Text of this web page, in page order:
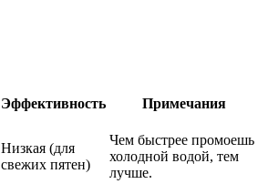
Эффективность Примечания
Низкая (для
свежих пятен)
Чем быстрее промоешь
холодной водой, тем
лучше.